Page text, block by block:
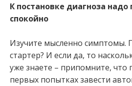
К постановке диагноза надо
спокойно
Изучите мысленно симптомы.
стартер? И если да, то
уже знаете – припомните, что
первых попытках завести